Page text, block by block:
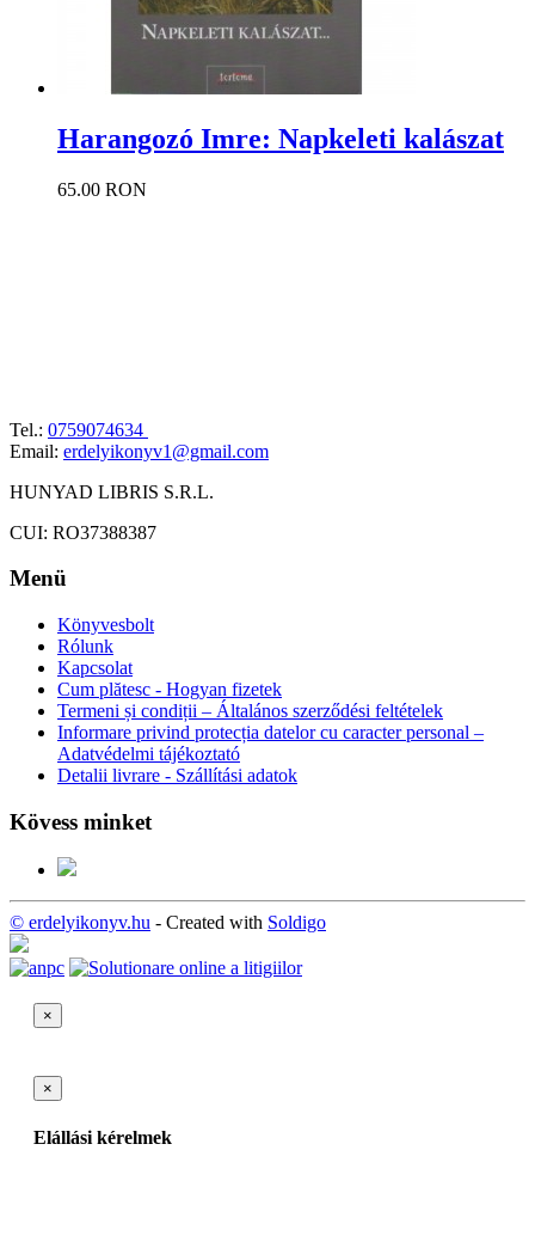
Harangozó Imre: Napkeleti kalászat
65.00 RON
Tel.: 0759074634
Email: erdelyikonyv1@gmail.com
HUNYAD LIBRIS S.R.L.
CUI: RO37388387
Menü
Könyvesbolt
Rólunk
Kapcsolat
Cum plătesc - Hogyan fizetek
Termeni și condiții – Általános szerződési feltételek
Informare privind protecția datelor cu caracter personal –
Adatvédelmi tájékoztató
Detalii livrare - Szállítási adatok
Kövess minket
© erdelyikonyv.hu - Created with Soldigo
×
×
Elállási kérelmek